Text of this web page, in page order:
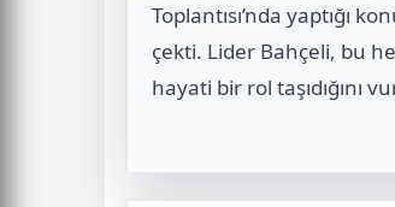
Toplantısı’nda yaptığı
çekti. Lider Bahçeli, bu
hayati bir rol taşıdığını